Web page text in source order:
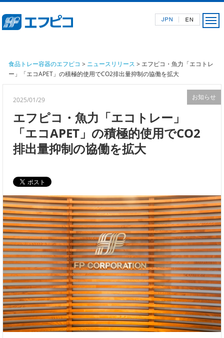
食品トレー容器のエフピコ > ニュースリリース > エフピコ・魚力「エコトレ
ー」「エコAPET」の積極的使用でCO2排出量抑制の協働を拡大
お知らせ
2025/01/29
エフピコ・魚力「エコトレー」
「エコAPET」の積極的使用でCO2
排出量抑制の協働を拡大